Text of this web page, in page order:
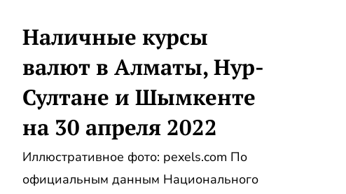
Наличные курсы
валют в Алматы, Нур-
Султане и Шымкенте
на 30 апреля 2022
Иллюстративное фото: pexels.com По
официальным данным Национального